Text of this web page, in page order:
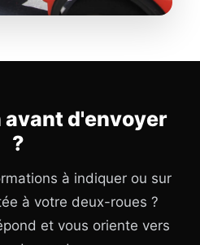
avant d'envoyer
?
à indiquer ou sur
à votre deux-roues ?
et vous oriente vers